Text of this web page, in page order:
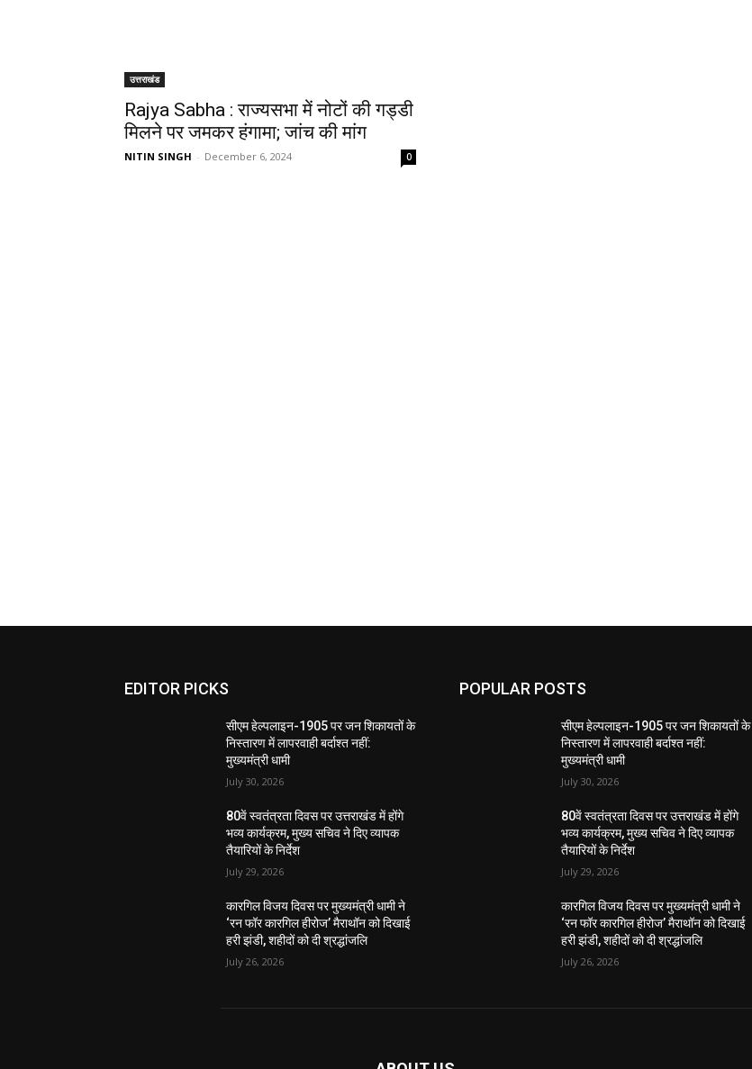
उत्तराखंड
Rajya Sabha : राज्यसभा में नोटों की गड्डी
मिलने पर जमकर हंगामा; जांच की मांग
NITIN SINGH - December 6, 2024 0
EDITOR PICKS
सीएम हेल्पलाइन-1905 पर जन शिकायतों के
निस्तारण में लापरवाही बर्दाश्त नहीं:
मुख्यमंत्री धामी
July 30, 2026
80वें स्वतंत्रता दिवस पर उत्तराखंड में होंगे
भव्य कार्यक्रम, मुख्य सचिव ने दिए व्यापक
तैयारियों के निर्देश
July 29, 2026
कारगिल विजय दिवस पर मुख्यमंत्री धामी ने
‘रन फॉर कारगिल हीरोज’ मैराथॉन को दिखाई
हरी झंडी, शहीदों को दी श्रद्धांजलि
July 26, 2026
POPULAR POSTS
सीएम हेल्पलाइन-1905 पर जन शिकायतों के
निस्तारण में लापरवाही बर्दाश्त नहीं:
मुख्यमंत्री धामी
July 30, 2026
80वें स्वतंत्रता दिवस पर उत्तराखंड में होंगे
भव्य कार्यक्रम, मुख्य सचिव ने दिए व्यापक
तैयारियों के निर्देश
July 29, 2026
कारगिल विजय दिवस पर मुख्यमंत्री धामी ने
‘रन फॉर कारगिल हीरोज’ मैराथॉन को दिखाई
हरी झंडी, शहीदों को दी श्रद्धांजलि
July 26, 2026